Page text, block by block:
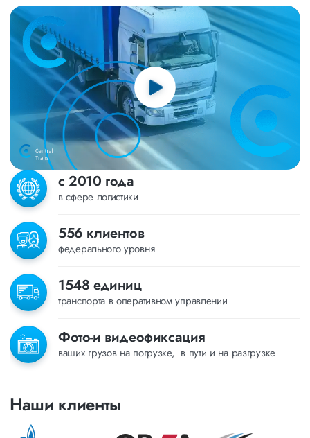
с 2010 года
в сфере логистики
556 клиентов
федерального уровня
1548 единиц
транспорта в оперативном управлении
Фото-и видеофиксация
ваших грузов на погрузке, в пути и на разгрузке
Наши клиенты